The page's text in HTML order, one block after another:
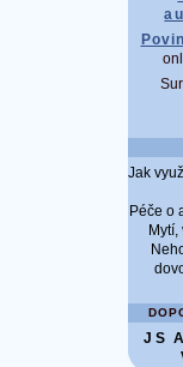
Jak
Péče o
JS